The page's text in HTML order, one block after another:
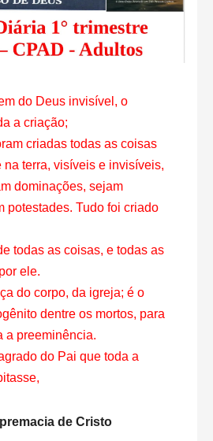
do Deus invisível, o
a criação;
criadas todas as coisas
na terra, visíveis e invisíveis,
dominações, sejam
potestades. Tudo foi criado
todas as coisas, e todas as
ele.
do corpo, da igreja; é o
dentre os mortos, para
a preeminência.
do Pai que toda a
de Cristo